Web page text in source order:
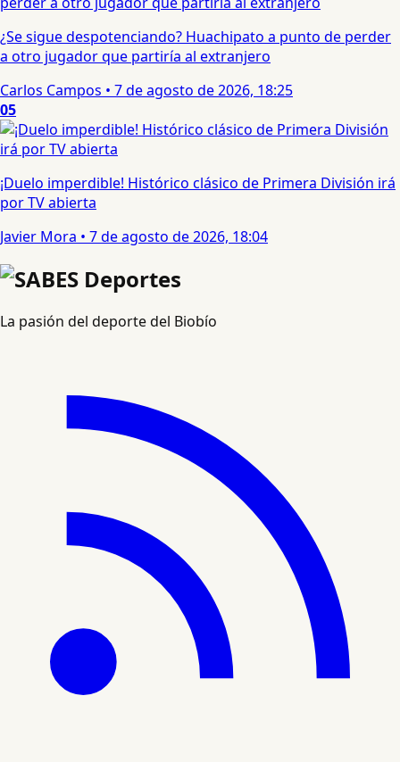
¿Se sigue despotenciando? Huachipato a punto de perder
a otro jugador que partiría al extranjero
Carlos Campos • 7 de agosto de 2026, 18:25
05
¡Duelo imperdible! Histórico clásico de Primera División irá
por TV abierta
Javier Mora • 7 de agosto de 2026, 18:04
La pasión del deporte del Biobío